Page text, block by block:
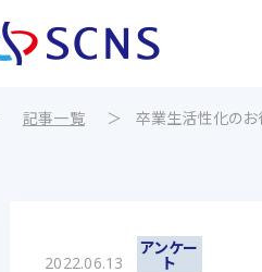
記事一覧 ＞ 卒業生活性化のお
2022.06.13
アンケー
ト